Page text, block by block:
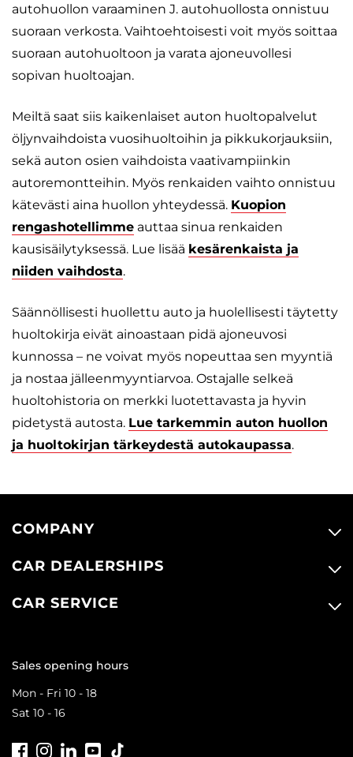
autohuollon varaaminen J. autohuollosta onnistuu
suoraan verkosta. Vaihtoehtoisesti voit myös soittaa
suoraan autohuoltoon ja varata ajoneuvollesi
sopivan huoltoajan.
Meiltä saat siis kaikenlaiset auton huoltopalvelut
öljynvaihdoista vuosihuoltoihin ja pikkukorjauksiin,
sekä auton osien vaihdoista vaativampiinkin
autoremontteihin. Myös renkaiden vaihto onnistuu
kätevästi aina huollon yhteydessä. Kuopion
rengashotellimme auttaa sinua renkaiden
kausisäilytyksessä. Lue lisää kesärenkaista ja
niiden vaihdosta.
Säännöllisesti huollettu auto ja huolellisesti täytetty
huoltokirja eivät ainoastaan pidä ajoneuvosi
kunnossa – ne voivat myös nopeuttaa sen myyntiä
ja nostaa jälleenmyyntiarvoa. Ostajalle selkeä
huoltohistoria on merkki luotettavasta ja hyvin
pidetystä autosta. Lue tarkemmin auton huollon
ja huoltokirjan tärkeydestä autokaupassa.
COMPANY
CAR DEALERSHIPS
CAR SERVICE
Sales opening hours
Mon - Fri 10 - 18
Sat 10 - 16
FacebookInstagramLinkedInYoutube